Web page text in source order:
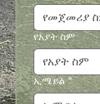
የአያት ስም
ኢሜይል *